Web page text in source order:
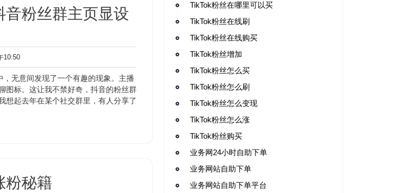
音粉丝群主页显设
10:50上
午
10:50
，无意间发现了一个有趣的现象。主播
图标。这让我不禁好奇，抖音的粉丝群
想起去年在某个社交群里，有人分享了
粉秘籍
TikTok粉丝在哪里可以买
TikTok粉丝在线刷
TikTok粉丝在线购买
TikTok粉丝增加
TikTok粉丝怎么买
TikTok粉丝怎么刷
TikTok粉丝怎么变现
TikTok粉丝怎么涨
TikTok粉丝购买
业务网24小时自助下单
业务网站自助下单
业务网站自助下单平台